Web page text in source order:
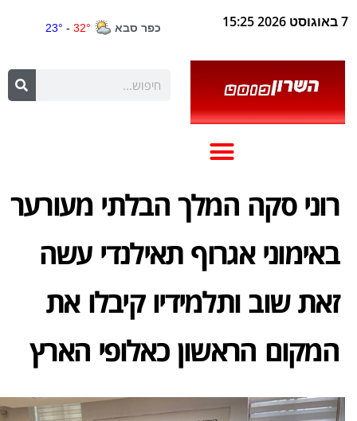
7 באוגוסט 2026 15:25
רוני סקה המלך הבלתי מעורער
באימוני אגרוף תאילנדי עשה
זאת שוב ותלמידיו קיבלו את
המקום הראשון כאלופי הארץ